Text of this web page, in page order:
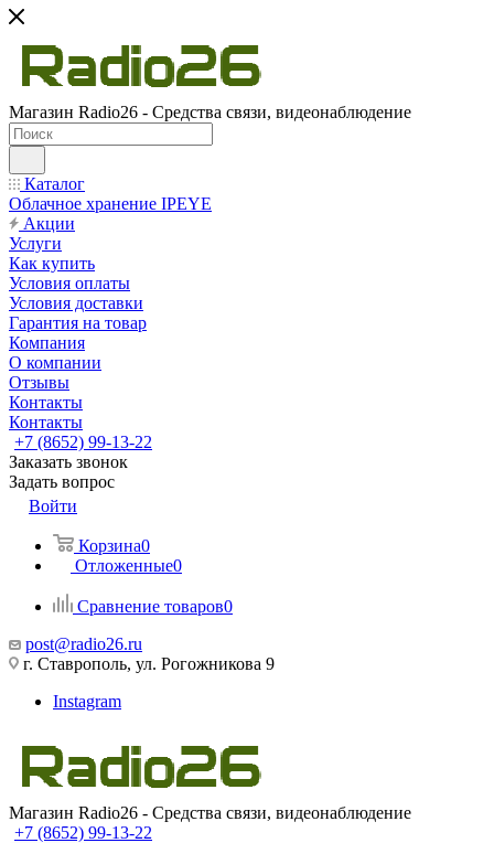
Магазин Radio26 - Средства связи, видеонаблюдение
Каталог
Облачное хранение IPEYE
Акции
Услуги
Как купить
Условия оплаты
Условия доставки
Гарантия на товар
Компания
О компании
Отзывы
Контакты
Контакты
+7 (8652) 99-13-22
Заказать звонок
Задать вопрос
Войти
Корзина0
Отложенные0
Сравнение товаров0
post@radio26.ru
г. Ставрополь, ул. Рогожникова 9
Instagram
Магазин Radio26 - Средства связи, видеонаблюдение
+7 (8652) 99-13-22